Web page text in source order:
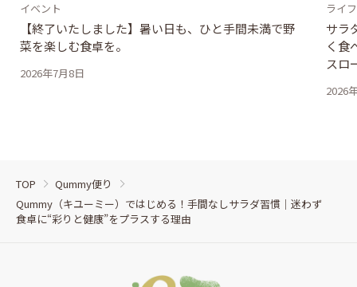
イベント
【終了いたしました】暑い日も、ひと手間未満で野
菜を楽しむ食卓を。
2026年7月8日
ライ
サラ
く食
スロ
2026
TOP
Qummy便り
Qummy（キユーミー）ではじめる！手間なしサラダ習慣｜迷わず
食卓に“彩りと健康”をプラスする理由